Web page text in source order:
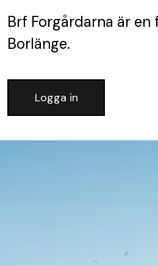
Brf Forgårdarna är en
Borlänge.
Logga in